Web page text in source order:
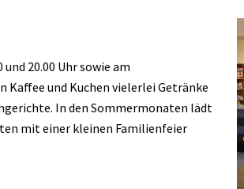
20.00 Uhr sowie am
Kaffee und Kuchen vielerlei Getränke
In den Sommermonaten lädt
mit einer kleinen Familienfeier